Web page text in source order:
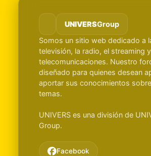
UNIVERSGroup
Somos un sitio web dedicado a
televisión, la radio, el streaming
telecomunicaciones. Nuestro
diseñado para quienes desean
aportar sus conocimientos
temas.
UNIVERS es una división de
Group.
Facebook